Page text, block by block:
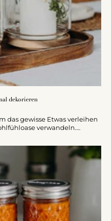
dekorieren
das gewisse Etwas verleihen
verwandeln.